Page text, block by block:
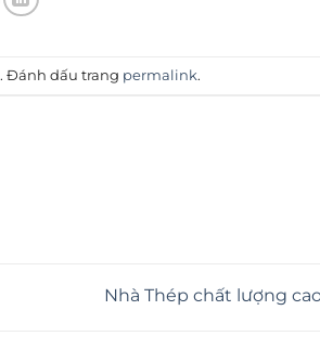
. Đánh dấu trang permalink.
Nhà Thép chất lượng